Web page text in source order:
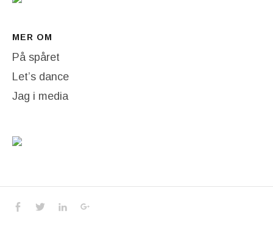
MER OM
På spåret
Let’s dance
Jag i media
Social Media Profiles
Facebook
TwitterLinkedIn